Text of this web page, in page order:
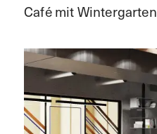
Café mit Wintergarten